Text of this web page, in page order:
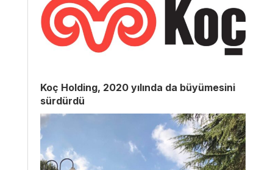
Koç Holding, 2020 yılında da büyümesini
sürdürdü